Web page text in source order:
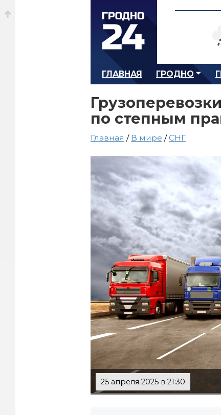
ГЛАВНАЯ ГРОДНО
по степным
Главная / В мире /СНГ
25 апреля 2025 в 21:30